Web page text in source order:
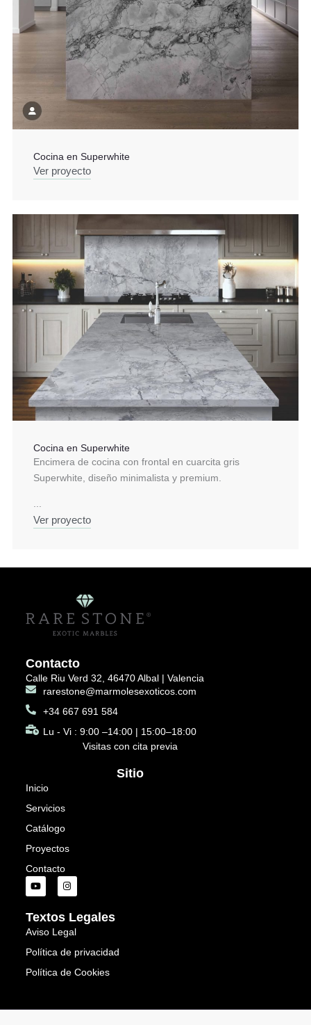
Cocina en Superwhite
Ver proyecto
Cocina en Superwhite
Encimera de cocina con frontal en cuarcita gris
Superwhite, diseño minimalista y premium.
Ver proyecto
Contacto
Calle Riu Verd 32, 46470 Albal | Valencia
rarestone@marmolesexoticos.com
+34 667 691 584
Lu - Vi : 9:00 –14:00 | 15:00–18:00
Visitas con cita previa
Sitio
Inicio
Servicios
Catálogo
Proyectos
Contacto
Y
o
u
u
e
I
n
s
a
r
m
Textos Legales
Aviso Legal
Política de privacidad
Política de Cookies